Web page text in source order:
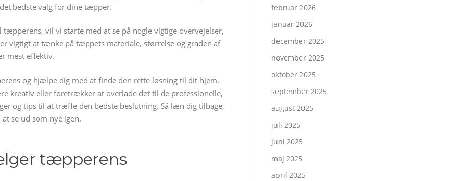
bedste valg for dine tæpper.
vil vi starte med at se på nogle vigtige overvejelser,
vigtigt at tænke på tæppets materiale, størrelse og graden af
mest effektiv.
og hjælpe dig med at finde den rette løsning til dit hjem.
kreativ eller foretrækker at overlade det til de professionelle,
og tips til at træffe den bedste beslutning. Så læn dig tilbage,
se ud som nye igen.
tæpperens
februar 2026
januar 2026
december 2025
november 2025
oktober 2025
september 2025
august 2025
juli 2025
juni 2025
maj 2025
april 2025